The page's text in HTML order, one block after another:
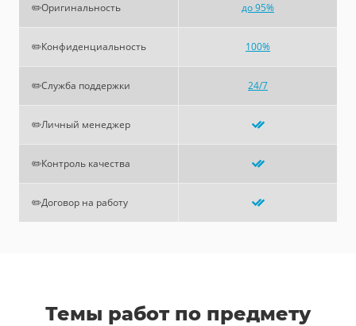
✏️Оригинальность до 95%
✏️Конфиденциальность 100%
✏️Служба поддержки 24/7
✏️Личный менеджер
✏️Контроль качества
✏️Договор на работу
Темы работ по предмету